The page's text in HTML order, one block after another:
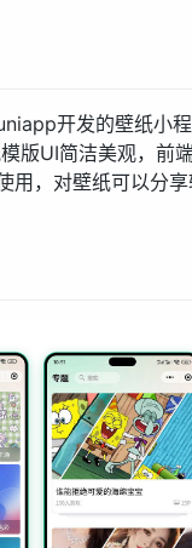
开发的壁纸小
版UI简洁美观，前
用，对壁纸可以分